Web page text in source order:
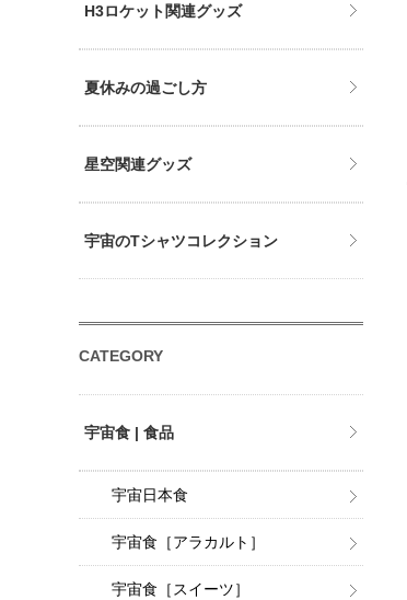
H3ロケット関連グッズ
夏休みの過ごし方
星空関連グッズ
宇宙のTシャツコレクション
CATEGORY
宇宙食 | 食品
宇宙日本食
宇宙食［アラカルト］
宇宙食［スイーツ］